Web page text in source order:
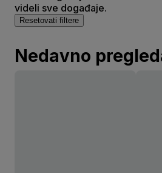
videli sve događaje.
Resetovati filtere
Nedavno